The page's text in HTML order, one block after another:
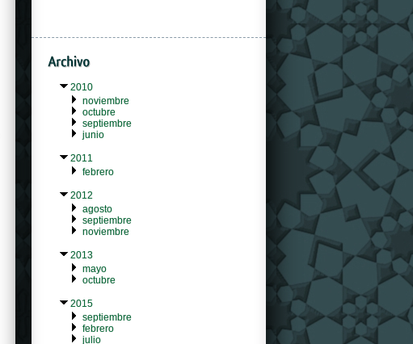
2010
noviembre
octubre
septiembre
junio
2011
febrero
2012
agosto
septiembre
noviembre
2013
mayo
octubre
2015
septiembre
febrero
julio